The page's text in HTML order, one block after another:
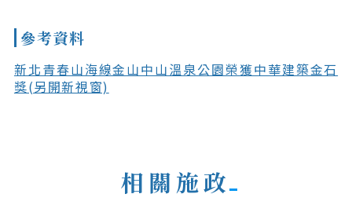
參考資料
新北青春山海線金山中山溫泉公園榮獲中華建築金石
獎(另開新視窗)
相關施政